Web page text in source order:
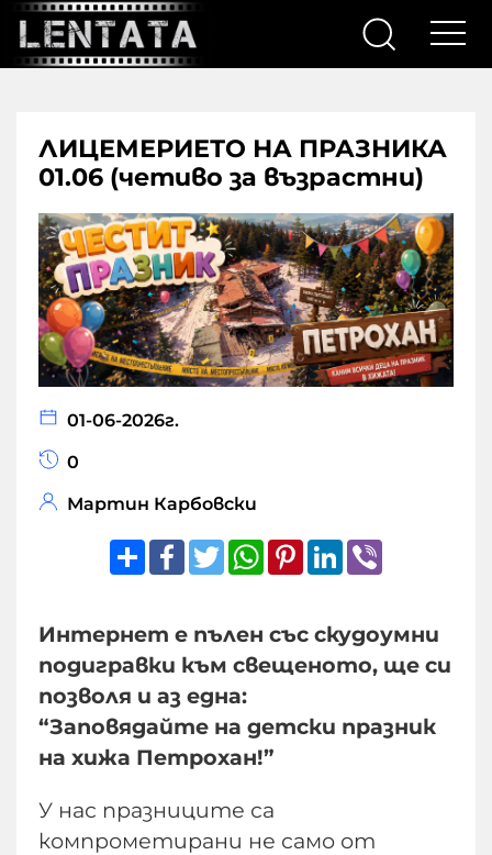
ЛИЦЕМЕРИЕТО НА ПРАЗНИКА
01.06 (четиво за възрастни)
01-06-2026г.
0
Мартин Карбовски
ShareFacebook
TwitterWhatsApp
Pinterest
LinkedIn
Интернет е пълен със скудоумни
подигравки към свещеното, ще си
позволя и аз една:
“Заповядайте на детски празник
на хижа Петрохан!”
У нас празниците са
компрометирани не само от